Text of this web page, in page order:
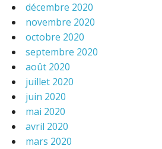
décembre 2020
novembre 2020
octobre 2020
septembre 2020
août 2020
juillet 2020
juin 2020
mai 2020
avril 2020
mars 2020